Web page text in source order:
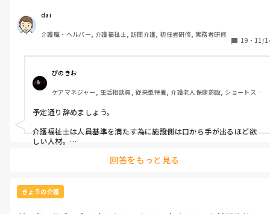
この事がきっかけで資格取得したらこの施設辞める。と決めてい
ました。
退職について話をすると来年の4月に正社員にする。
た。次が決まっていることをつい話してしまいました。すると次
の職場が嫌になったら戻って来てほしい。3月までは人を補充せ
ず枠を残しておく。と言われました。現場職員からも辞めないで
ほしいと引き留めに入られました。
dai
介護職・ヘルパー, 介護福祉士, 訪問介護, 初任者研修, 実務者研修
19 ・ 11/
ぴのきお
ケアマネジャー, 生活相談員, 従来型特養, 介護老人保健施設, ショートステ
予定通り辞めましょう。
介護福祉士は人員基準を満たす為に施設側は口から手が出るほど欲
しい人材。
来年の4月に正社員にする。
人を補充せず枠残す→なかなか介護職は募集かけても見つかりませ
回答をもっと見る
きょうの介護